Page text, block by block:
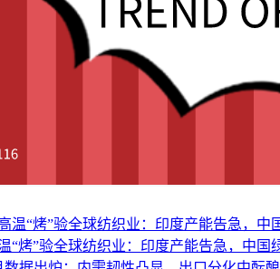
“烤”验全球纺织业：印度产能告急，中国